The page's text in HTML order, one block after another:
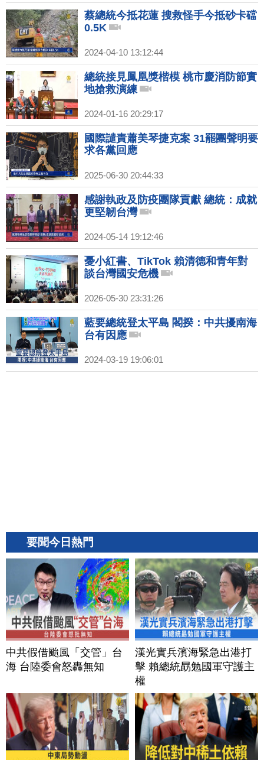
蔡總統今抵花蓮 搜救怪手今抵砂卡礑
0.5K
2024-04-10 13:12:44
總統接見鳳凰獎楷模 桃市慶消防節實
地搶救演練
2024-01-16 20:29:17
國際譴責蕭美琴捷克案 31罷團聲明要
求各黨回應
2025-06-30 20:44:33
感謝執政及防疫團隊貢獻 總統：成就
更堅韌台灣
2024-05-14 19:12:46
憂小紅書、TikTok 賴清德和青年對
談台灣國安危機
2026-05-30 23:31:26
藍要總統登太平島 閣揆：中共擾南海
台有因應
2024-03-19 19:06:01
要聞今日熱門
中共假借颱風「交管」台
海 台陸委會怒轟無知
漢光實兵濱海緊急出港打
擊 賴總統勗勉國軍守護主
權